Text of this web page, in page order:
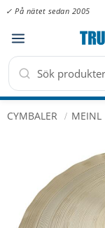
Meny
✓ På nätet sedan 2005
CYMBALER MEINL